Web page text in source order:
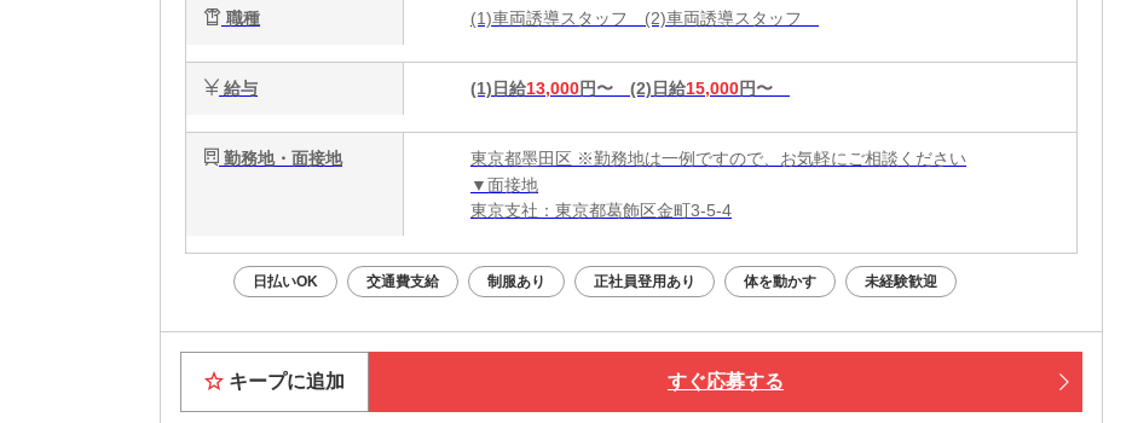
職種 (1)車両誘導スタッフ (2)車両誘導スタッフ
給与 (1)日給13,000円〜 (2)日給15,000円〜
勤務地・面接地
東京都墨田区 ※勤務地は一例ですので、お気軽にご相談ください
▼面接地
東京支社：東京都葛飾区金町3-5-4
日払いOK 交通費支給 制服あり 正社員登用あり 体を動かす 未経験歓迎
キープに追加 すぐ応募する